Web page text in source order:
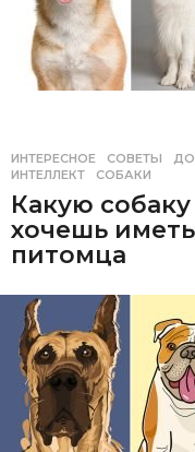
ИНТЕРЕСНОЕ ,СОВЕТЫ
ИНТЕЛЛЕКТ
,СОБАКИ
Какую
хочешь
питомца